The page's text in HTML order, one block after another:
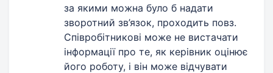
за якими можна було б надати
зворотний зв’язок, проходить повз.
Співробітникові може не вистачати
інформації про те, як керівник оцінює
його роботу, і він може відчувати